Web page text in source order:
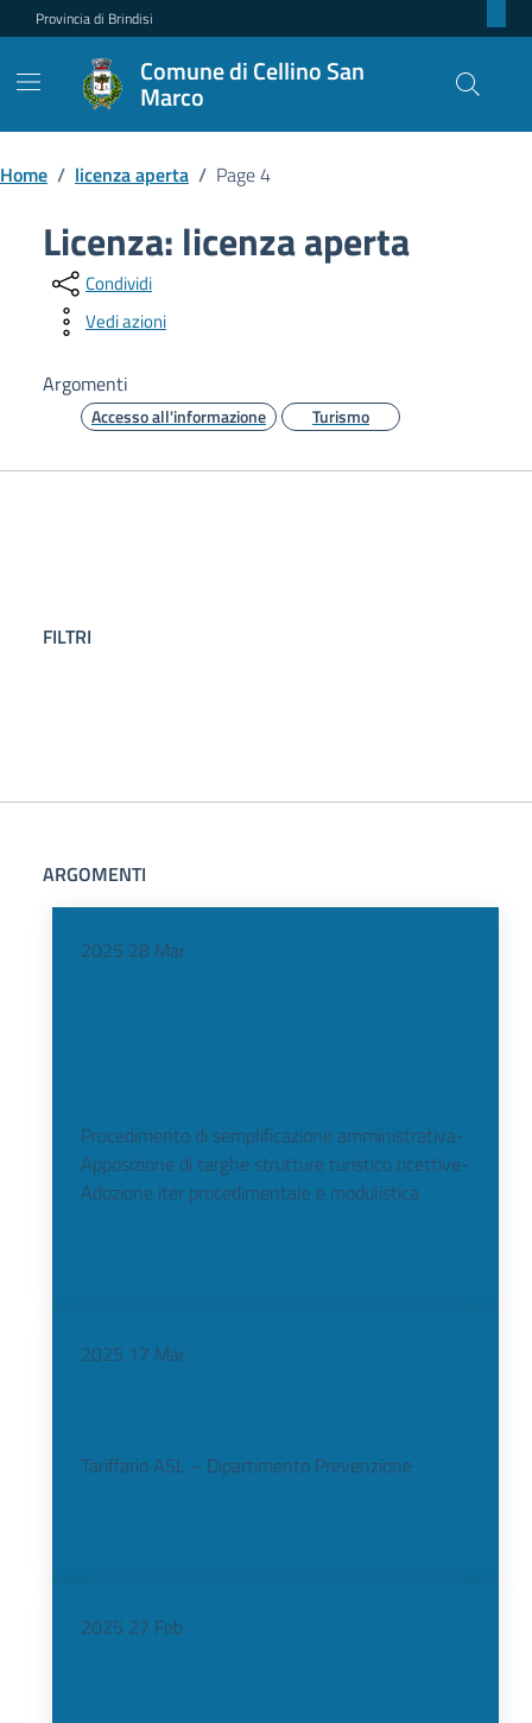
Provincia di Brindisi
Comune di Cellino San
Marco
Home / licenza aperta / Page 4
Licenza: licenza aperta
Condividi
Vedi azioni
Argomenti
Accesso all'informazione Turismo
FILTRI
ARGOMENTI
2025 28 Mar
Procedimento di semplificazione amministrativa-
Apposizione di targhe strutture turistico ricettive-
Adozione iter procedimentale e modulistica
2025 17 Mar
Tariffario ASL – Dipartimento Prevenzione
2025 27 Feb